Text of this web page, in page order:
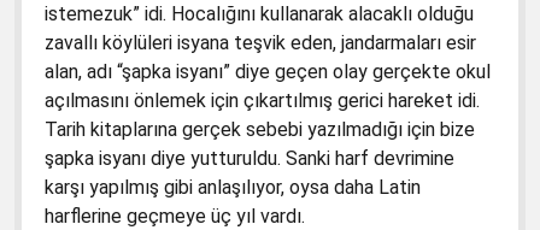
istemezuk” idi. Hocalığını kullanarak alacaklı olduğu
zavallı köylüleri isyana teşvik eden, jandarmaları esir
alan, adı “şapka isyanı” diye geçen olay gerçekte okul
açılmasını önlemek için çıkartılmış gerici hareket idi.
Tarih kitaplarına gerçek sebebi yazılmadığı için bize
şapka isyanı diye yutturuldu. Sanki harf devrimine
karşı yapılmış gibi anlaşılıyor, oysa daha Latin
harflerine geçmeye üç yıl vardı.